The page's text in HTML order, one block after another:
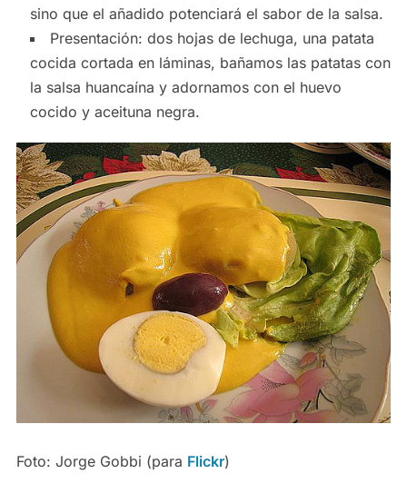
sino que el añadido potenciará el sabor de la salsa.
Presentación: dos hojas de lechuga, una patata
cocida cortada en láminas, bañamos las patatas con
la salsa huancaína y adornamos con el huevo
cocido y aceituna negra.
Foto: Jorge Gobbi (para Flickr)